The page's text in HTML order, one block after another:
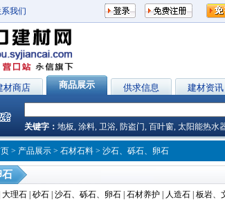
我们
材商店 商品展示 供求信息 建材资讯
关键字： 地板, 涂料, 卫浴, 防盗门, 百叶窗, 太阳能热水
> 产品展示 > 石材石料 > 沙石、砾石、卵石
石
大理石 砂石 沙石、砾石、卵石 石材养护 人造石 板岩、